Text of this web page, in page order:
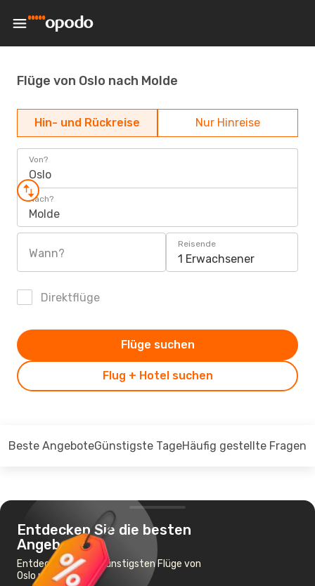
Flüge von Oslo nach Molde
Hin- und Rückreise Nur Hinreise
Von?
Oslo
Nach?
Molde
Wann?
Reisende
1 Erwachsener
Direktflüge
Flug + Hotel suchen
Flüge suchen
Beste AngeboteGünstigste TageHäufig gestellte Fragen
Entdecken Sie die besten
Angebote
Entdecken Sie die günstigsten Flüge von
Oslo nach Molde